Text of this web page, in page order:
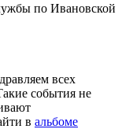
по Ивановской
всех
события не
в альбоме